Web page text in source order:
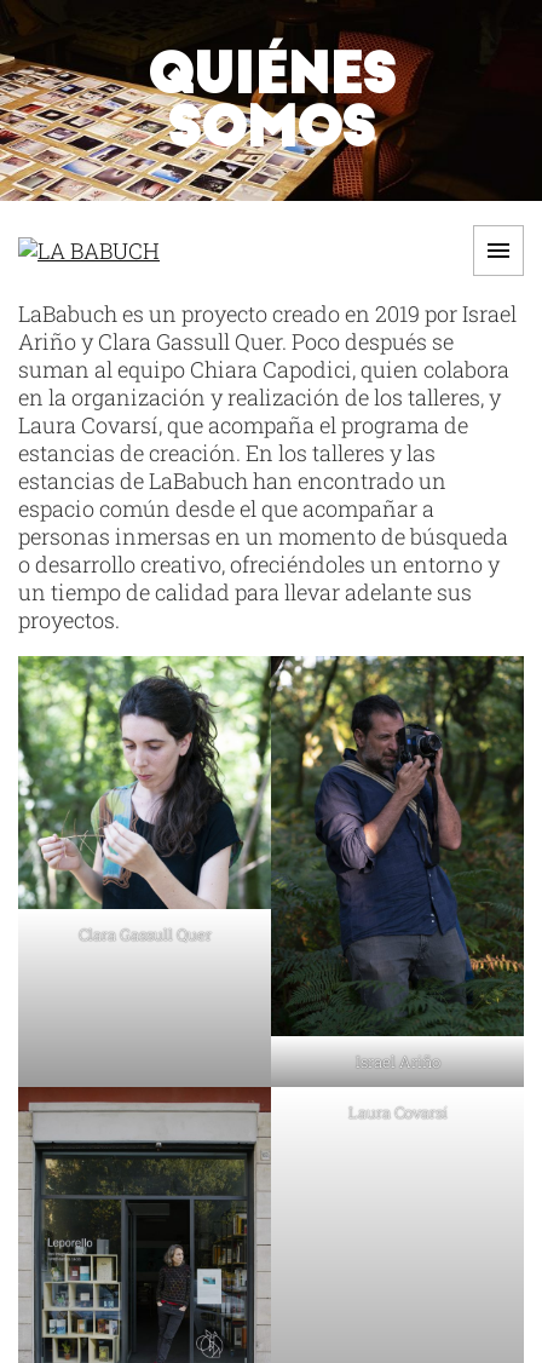
Saltar
contenido
QUIÉNES
SOMOS
LA
BABUCH
LaBabuch es un proyecto creado en 2019 por Israel
Ariño y Clara Gassull Quer. Poco después se
suman al equipo Chiara Capodici, quien colabora
en la organización y realización de los talleres, y
Laura Covarsí, que acompaña el programa de
estancias de creación. En los talleres y las
estancias de LaBabuch han encontrado un
espacio común desde el que acompañar a
personas inmersas en un momento de búsqueda
o desarrollo creativo, ofreciéndoles un entorno y
un tiempo de calidad para llevar adelante sus
proyectos.
Clara Gassull Quer
Israel Ariño
Laura Covarsí